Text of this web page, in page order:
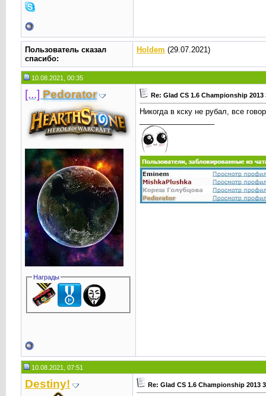
Пользователь сказал
cпасибо:
Holdem (29.07.2021)
10.08.2021, 00:35
[...] Реdorator
Награды
Re: Glad CS 1.6 Championship 2013
Никогда в кску не рубал, все
10.08.2021, 07:51
Destiny! Re: Glad CS 1.6 Championship 2013